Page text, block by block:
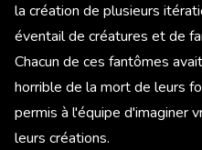
la création de plusieurs
éventail de créatures et de
Chacun de ces fantômes
horrible de la mort de leurs
permis à l'équipe d'imaginer
leurs créations.​